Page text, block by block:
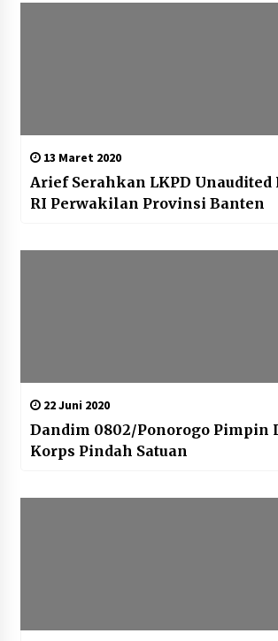
13 Maret 2020
Arief Serahkan LKPD Unaudited
RI Perwakilan Provinsi Banten
22 Juni 2020
Dandim 0802/Ponorogo Pimpin
Korps Pindah Satuan